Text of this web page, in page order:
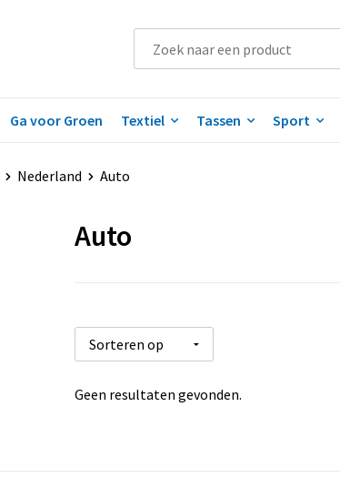
Ga voor Groen Textiel Tassen Sport
Nederland Auto
Auto
Geen resultaten gevonden.